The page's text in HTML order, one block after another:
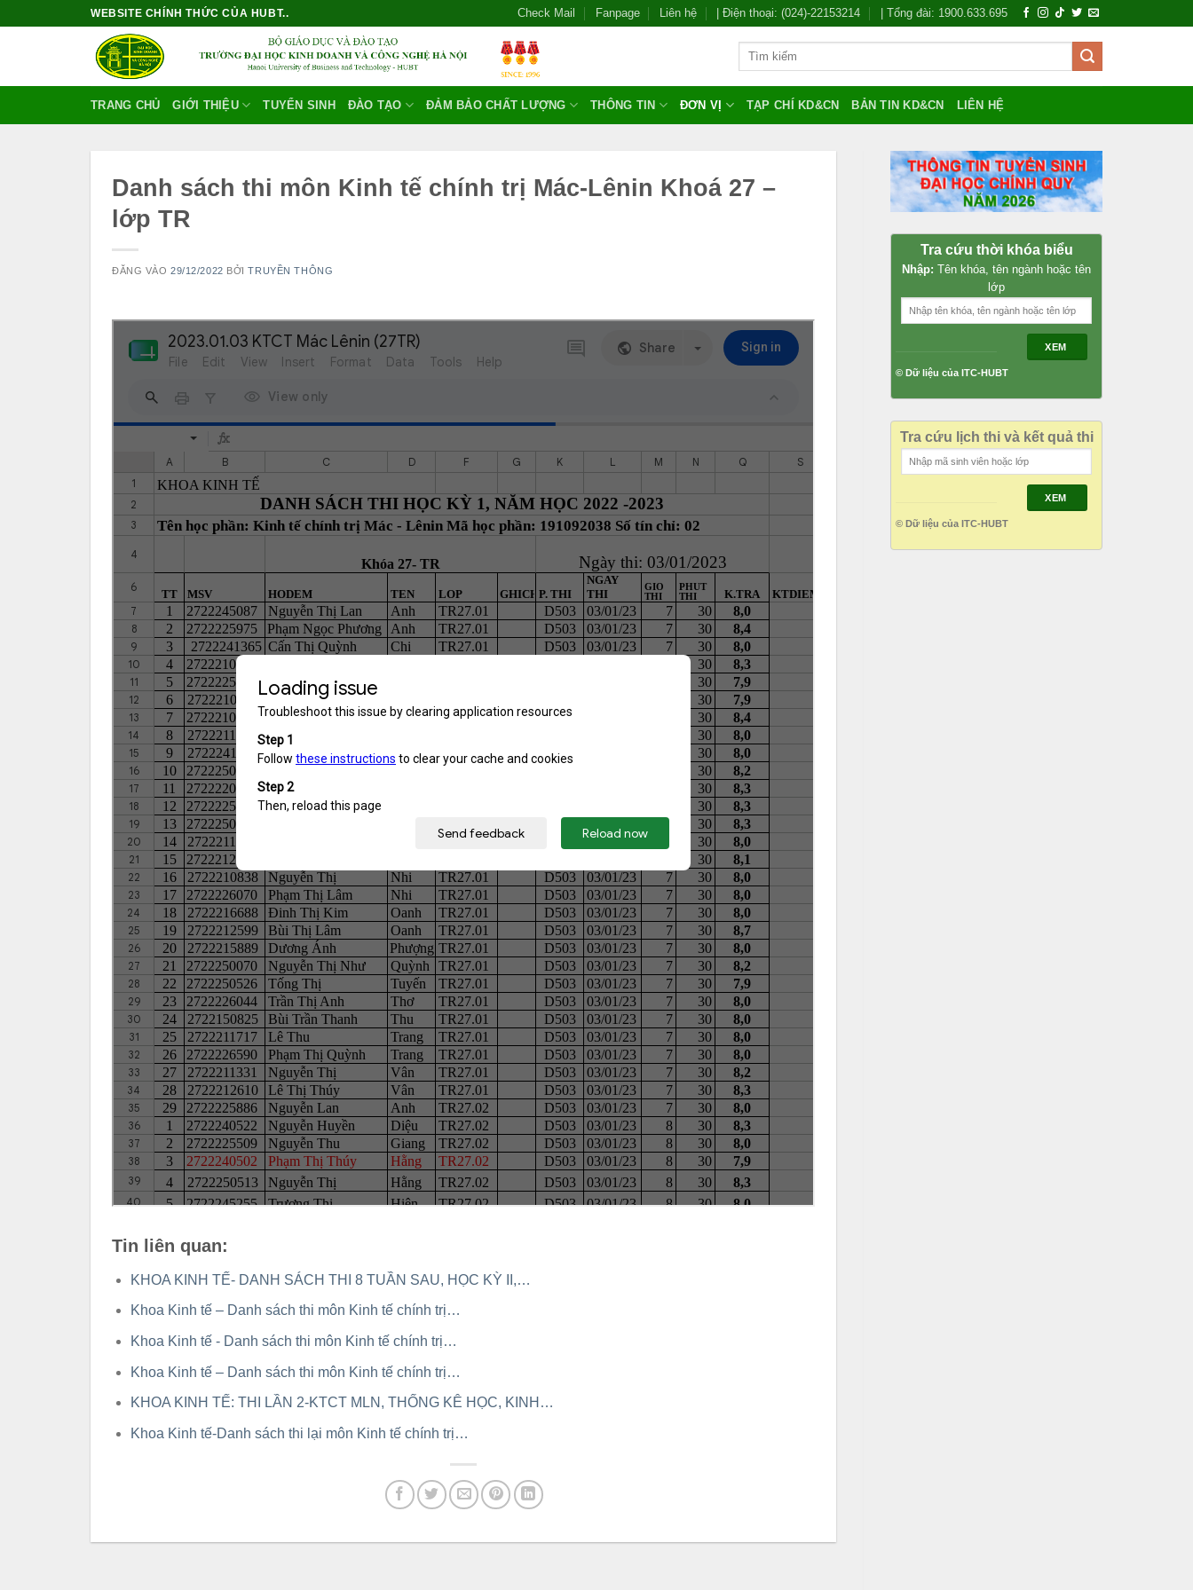
WEBSITE CHÍNH THỨC CỦA HUBT.. Check Mail Fanpage Liên hệ | Điện thoại: (024)-22153214 | Tổng đài: 1900.633.695
TRANG CHỦ GIỚI THIỆU TUYỂN SINH ĐÀO TẠO ĐẢM BẢO CHẤT LƯỢNG THÔNG TIN ĐƠN VỊ TẠP CHÍ KD&CN BẢN TIN KD&CN LIÊN HỆ
Danh sách thi môn Kinh tế chính trị Mác-Lênin Khoá 27 –
lớp TR
ĐĂNG VÀO29/12/2022 BỞITRUYỀN THÔNG
Tin liên quan:
KHOA KINH TẾ- DANH SÁCH THI 8 TUẦN SAU, HỌC KỲ II,…
Khoa Kinh tế – Danh sách thi môn Kinh tế chính trị…
Khoa Kinh tế - Danh sách thi môn Kinh tế chính trị…
Khoa Kinh tế – Danh sách thi môn Kinh tế chính trị…
KHOA KINH TẾ: THI LẦN 2-KTCT MLN, THỐNG KÊ HỌC, KINH…
Khoa Kinh tế-Danh sách thi lại môn Kinh tế chính trị…
Tra cứu thời khóa biểu
Nhập: Tên khóa, tên ngành hoặc tên
lớp
XEM
© Dữ liệu của ITC-HUBT
Tra cứu lịch thi và kết quả thi
XEM
© Dữ liệu của ITC-HUBT